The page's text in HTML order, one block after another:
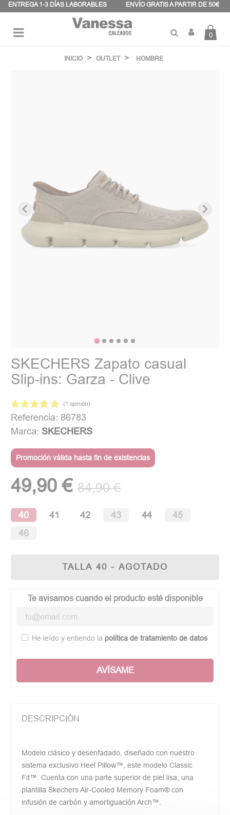
ENTREGA 1-3 DÍAS LABORABLES ENVÍO GRATIS A PARTIR DE 50€
0
INICIO OUTLET HOMBRE
SKECHERS Zapato casual
Slip-ins: Garza - Clive
Referencia: 86783
Marca: SKECHERS
Promoción válida hasta fin de existencias
49,90 € 84,90 €
40 41 42 43 44
45
46
TALLA 40 - AGOTADO
Te avisamos cuando el producto esté disponible
He leído y entiendo la política de tratamiento de datos
AVÍSAME
DESCRIPCIÓN
Modelo clásico y desenfadado, diseñado con nuestro
sistema exclusivo Heel Pillow™, este modelo Classic
Fit™. Cuenta con una parte superior de piel lisa, una
plantilla Skechers Air-Cooled Memory Foam® con
infusión de carbón y amortiguación Arch™.
Panel de gestión de cookies